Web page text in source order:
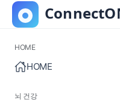
HOME
HOME
뇌 건강